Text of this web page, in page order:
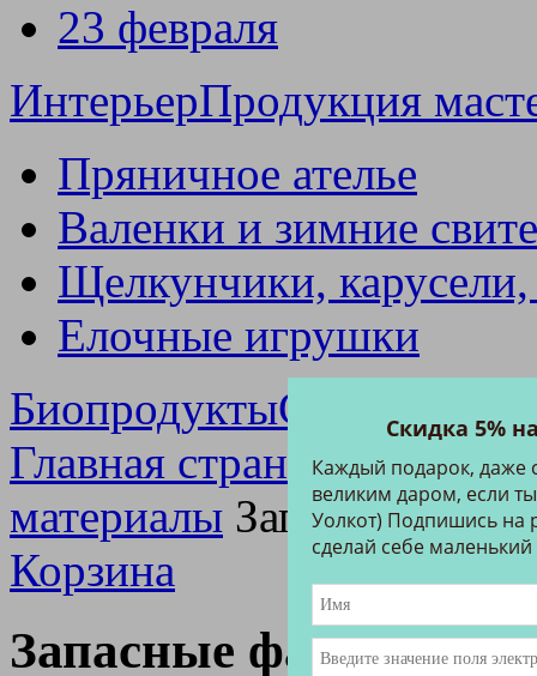
23 февраля
ИнтерьерПродукция
Пряничное ателье
Валенки и зимние
Щелкунчики, карусели,
Елочные игрушки
Биопродукты
Главная страница Каталог
материалы Запасные
Корзина
Запасные файлы для
Скидка 5%
Каждый подарок, даже
великим даром, если
Уолкот) Подпишись на
сделай себе